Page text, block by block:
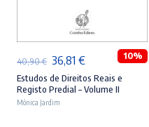
ADICIONAR
40,90€ O
preço
original
36,81 €O
preço
atual
10%
Estudos de Direitos Reais e
Registo Predial – Volume II
Mónica Jardim